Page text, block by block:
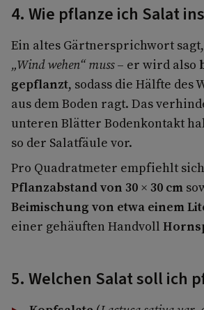
4. Wie pflanze ich Salat
Ein altes Gärtnersprichwort
„Wind wehen“ muss– er wird also
gepflanzt, sodass die Hälfte des
aus dem Boden ragt. Das
unteren Blätter Bodenkontakt
so der Salatfäule vor.
Pro Quadratmeter empfiehlt
Pflanzabstand von 30 × 30 cm
Beimischung von etwa einem
einer gehäuften Handvoll
5. Welchen Salat soll ich